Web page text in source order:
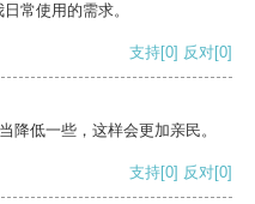
常使用的需求。
支持[0] 反对[0]
降低一些，这样会更加亲民。
支持[0] 反对[0]